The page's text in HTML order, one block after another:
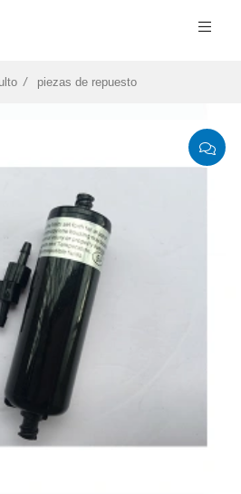
piezas de repuesto